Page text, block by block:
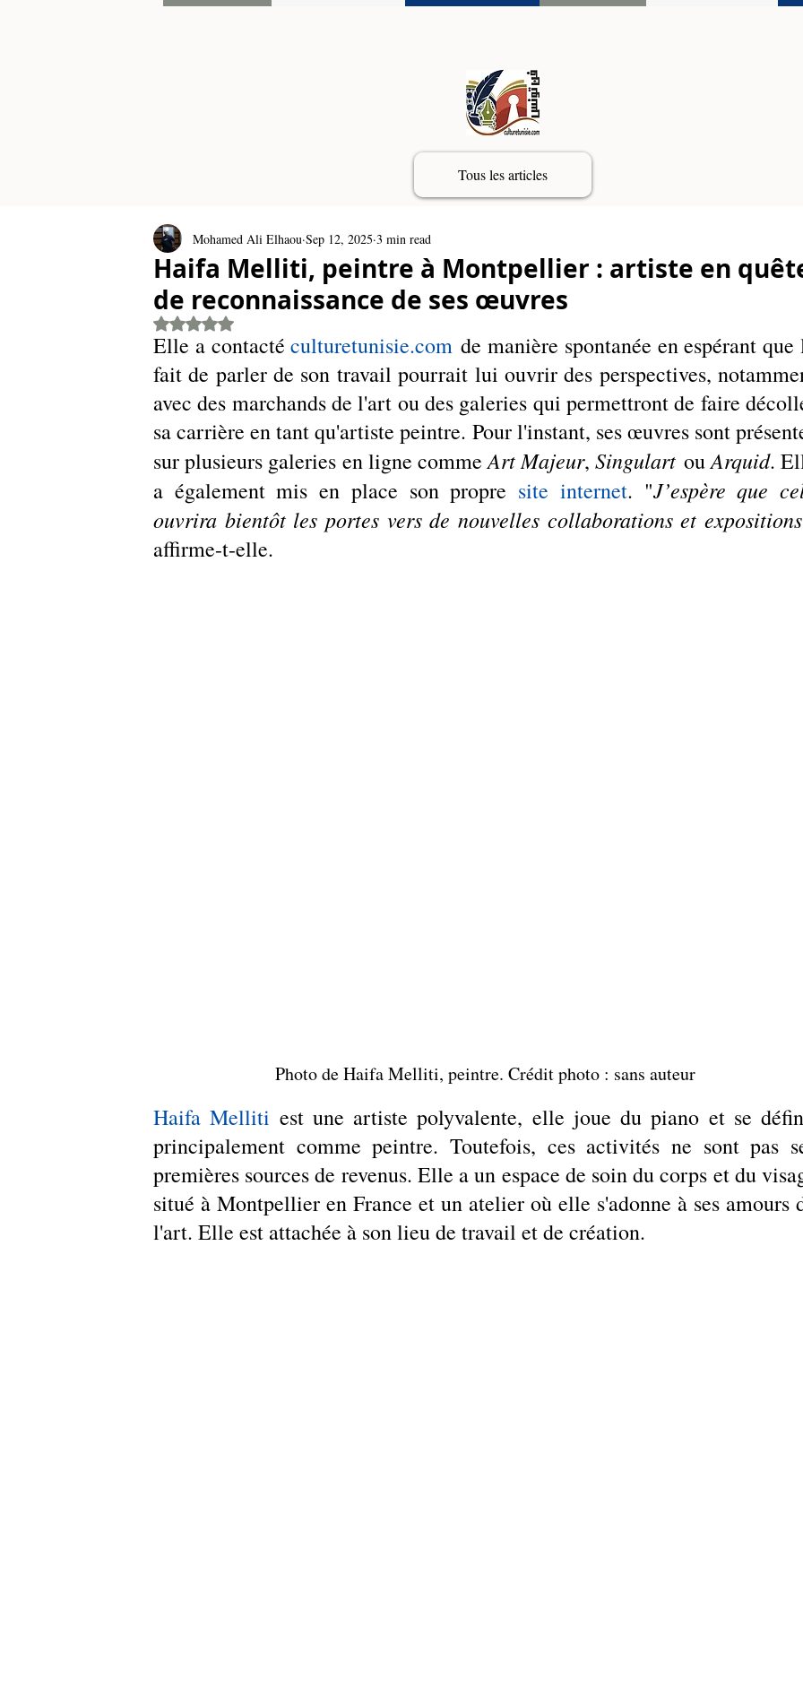
Tous les articles
Haifa Melliti, peintre à Montpellier : artiste en
de reconnaissance de ses œuvres
Mohamed Ali Elhaou Sep 12, 2025 3 min read
Rated NaN out of 5 stars.
Elle a contacté culturetunisie.com de manière spontanée en espérant que
fait de parler de son travail pourrait lui ouvrir des perspectives,
avec des marchands de l'art ou des galeries qui permettront de faire
sa carrière en tant qu'artiste peintre. Pour l'instant, ses œuvres sont
sur plusieurs galeries en ligne comme Art Majeur, Singulart ou Arquid.
a également mis en place son propre site internet. "J’espère que
ouvrira bientôt les portes vers de nouvelles collaborations et expositions
affirme-t-elle.
Photo de Haifa Melliti, peintre. Crédit photo : sans auteur
Haifa Melliti est une artiste polyvalente, elle joue du piano et se
principalement comme peintre. Toutefois, ces activités ne sont pas
premières sources de revenus. Elle a un espace de soin du corps et du
situé à Montpellier en France et un atelier où elle s'adonne à ses amours
l'art. Elle est attachée à son lieu de travail et de création.